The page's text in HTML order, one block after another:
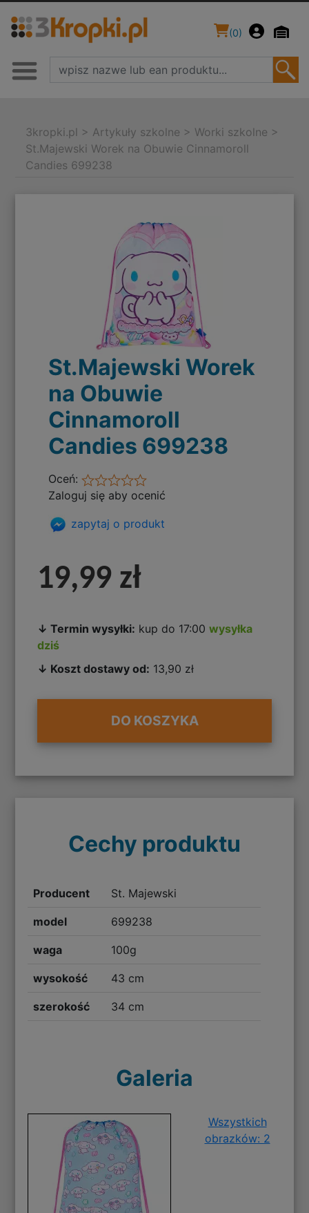
(0)
3kropki.pl > Artykuły szkolne > Worki szkolne >
St.Majewski Worek na Obuwie Cinnamoroll
Candies 699238
St.Majewski Worek
na Obuwie
Cinnamoroll
Candies 699238
Oceń:
Zaloguj się aby ocenić
zapytaj o produkt
19,99 zł
↓ Termin wysyłki: kup do 17:00wysyłka
dziś
↓ Koszt dostawy od: 13,90 zł
DO KOSZYKA
Cechy produktu
Producent St. Majewski
model 699238
waga 100g
wysokość 43 cm
szerokość 34 cm
Galeria
Wszystkich
obrazków: 2